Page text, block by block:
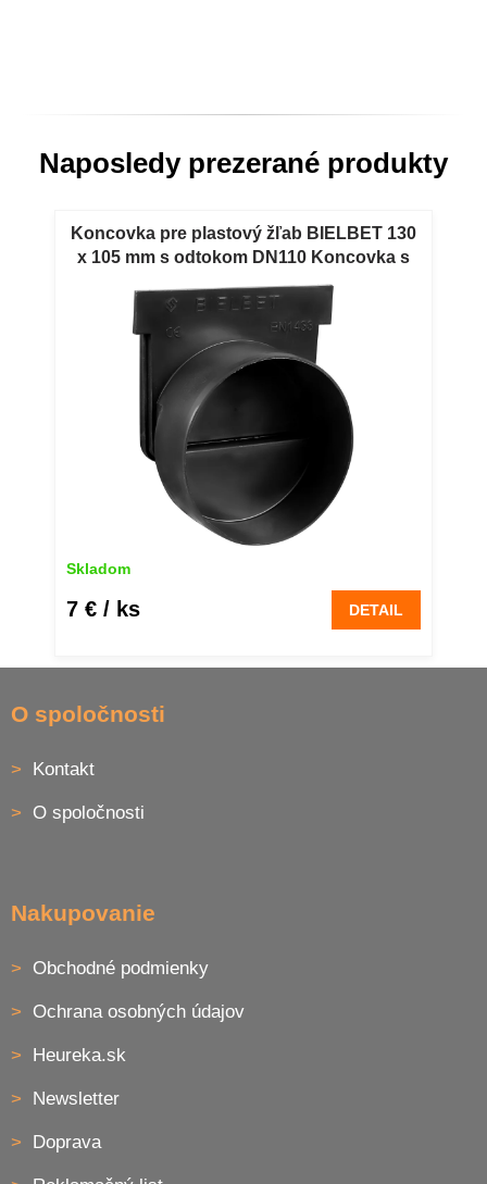
Naposledy prezerané produkty
Koncovka pre plastový žľab BIELBET 130
x 105 mm s odtokom DN110 Koncovka s
odtokom DN110 pre plastový žľab
BIELBET 130 x 105 mm
Skladom
7 € / ks DETAIL
O spoločnosti
Kontakt
O spoločnosti
Nakupovanie
Obchodné podmienky
Ochrana osobných údajov
Heureka.sk
Newsletter
Doprava